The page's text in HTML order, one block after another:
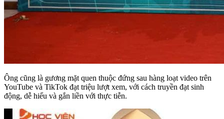
Ông cũng là gương mặt quen thuộc đứng sau hàng loạt video trên
YouTube và TikTok đạt triệu lượt xem, với cách truyền đạt sinh
động, dễ hiểu và gắn liền với thực tiễn.